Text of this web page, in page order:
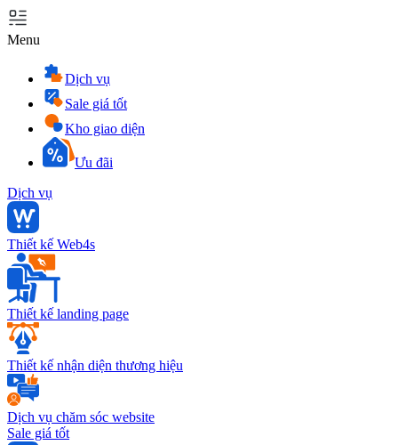
Menu
Dịch vụ
Sale giá tốt
Kho giao diện
Ưu đãi
Dịch vụ
Thiết kế Web4s
Thiết kế landing page
Thiết kế nhận diện thương hiệu
Dịch vụ chăm sóc website
Sale giá tốt